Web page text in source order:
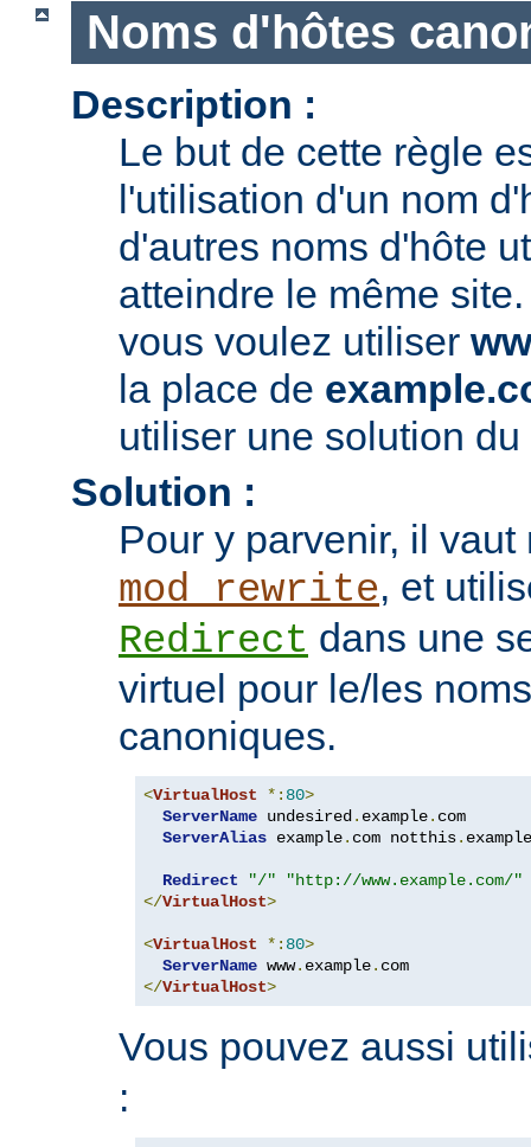
Noms d'hôtes
Description :
Le but de cette règle
l'utilisation d'un nom
d'autres noms d'hôte
atteindre le même
vous voulez utiliser
la place de
utiliser une solution du
Solution :
Pour y parvenir, il
mod_rewrite, et
Redirect dans une
virtuel pour le/les
canoniques.
<VirtualHost *: 80>
ServerName undesired . example. com
ServerAlias example. com notthis. example
Redirect "/"
"http://www.example.com/"
</VirtualHost>
<VirtualHost *: 80>
ServerName www. example.
</VirtualHost>
Vous pouvez aussi
: